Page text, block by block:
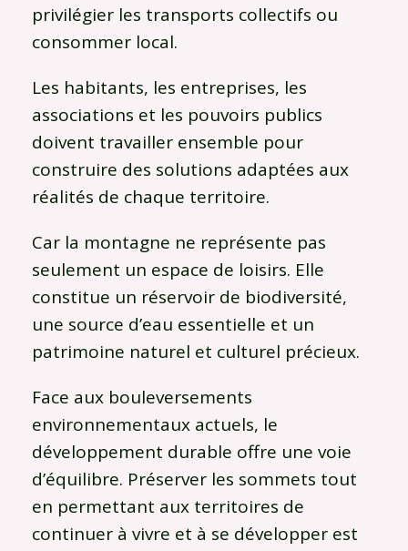
privilégier les transports collectifs ou
consommer local.
Les habitants, les entreprises, les
associations et les pouvoirs publics
doivent travailler ensemble pour
construire des solutions adaptées aux
réalités de chaque territoire.
Car la montagne ne représente pas
seulement un espace de loisirs. Elle
constitue un réservoir de biodiversité,
une source d’eau essentielle et un
patrimoine naturel et culturel précieux.
Face aux bouleversements
environnementaux actuels, le
développement durable offre une voie
d’équilibre. Préserver les sommets tout
en permettant aux territoires de
continuer à vivre et à se développer est